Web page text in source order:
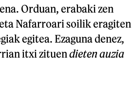
Orduan, erabaki zen
Nafarroari soilik eragiten
egitea. Ezaguna denez,
itxi zituendieten auzia